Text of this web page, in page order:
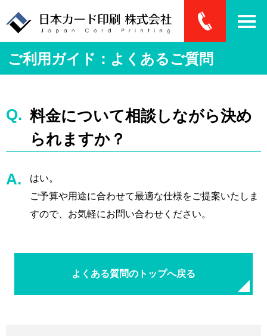
ご利用ガイド：よくあるご質問
料金について相談しながら決め
られますか？
はい。
ご予算や用途に合わせて最適な仕様をご提案いたしま
すので、お気軽にお問い合わせください。
よくある質問のトップへ戻る